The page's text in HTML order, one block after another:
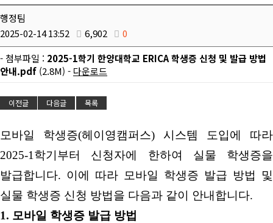
행정팀
2025-02-14 13:52
6,902
0
- 첨부파일 : 2025-1학기 한양대학교 ERICA 학생증 신청 및 발급 방법
안내.pdf (2.8M) - 다운로드
이전글 다음글 목록
모바일 학생증(헤이영캠퍼스) 시스템 도입에 따라
2025-1학기부터 신청자에 한하여 실물 학생증을
발급합니다. 이에 따라 모바일 학생증 발급 방법 및
실물 학생증 신청 방법을 다음과 같이 안내합니다.
1. 모바일 학생증 발급 방법